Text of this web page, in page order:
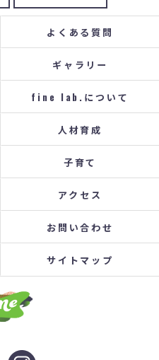
よくある質問
ギャラリー
fine lab.について
人材育成
子育て
アクセス
お問い合わせ
サイトマップ